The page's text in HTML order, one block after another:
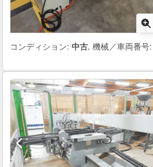
コンディション: 中古, 機械／車両番号: